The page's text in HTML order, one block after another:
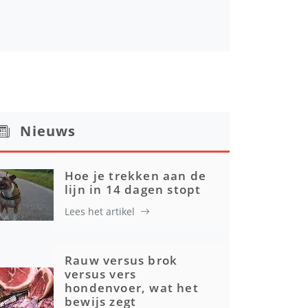
Nieuws
Hoe je trekken aan de
lijn in 14 dagen stopt
Lees het artikel
Rauw versus brok
versus vers
hondenvoer, wat het
bewijs zegt